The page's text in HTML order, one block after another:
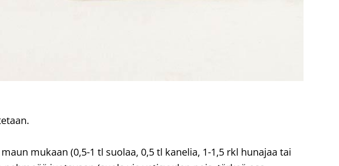
mukaan (0,5-1 tl suolaa, 0,5 tl kanelia, 1-1,5 rkl hunajaa tai